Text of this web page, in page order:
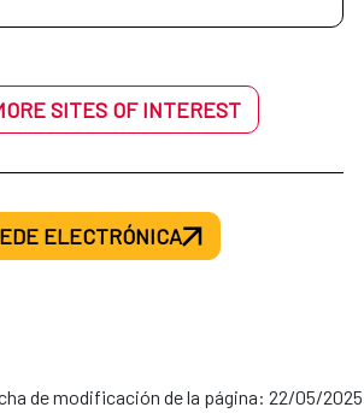
SITES OF INTEREST
ELECTRÓNICA
de modificación de la página: 22/05/2025